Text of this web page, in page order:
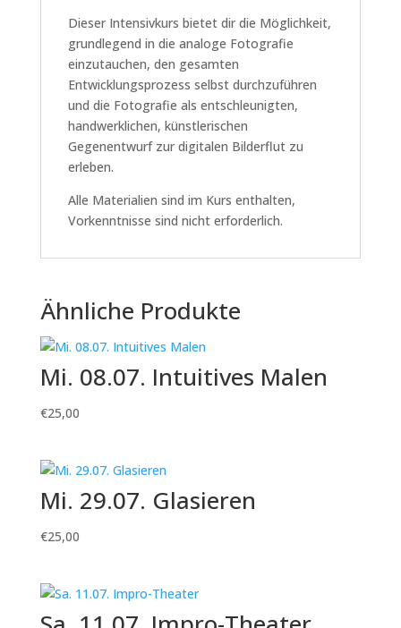
Dieser Intensivkurs bietet dir die Möglichkeit,
grundlegend in die analoge Fotografie
einzutauchen, den gesamten
Entwicklungsprozess selbst durchzuführen
und die Fotografie als entschleunigten,
handwerklichen, künstlerischen
Gegenentwurf zur digitalen Bilderflut zu
erleben.
Alle Materialien sind im Kurs enthalten,
Vorkenntnisse sind nicht erforderlich.
Ähnliche Produkte
Mi. 08.07. Intuitives Malen
€25,00
Mi. 29.07. Glasieren
€25,00